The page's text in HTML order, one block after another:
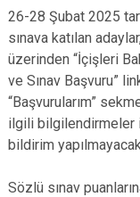
26-28 Şubat 2025
sınava katılan
üzerinden “İçişleri
ve Sınav Başvuru”
“Başvurularım”
ilgili bilgilendirmeler
bildirim
Sözlü sınav